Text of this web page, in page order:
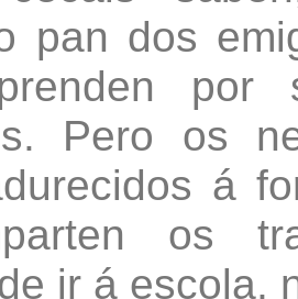
pan dos
por
Pero os
á
os
ir á escola,